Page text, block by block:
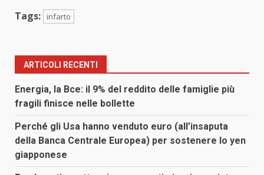
Tags: infarto
ARTICOLI RECENTI
Energia, la Bce: il 9% del reddito delle famiglie più
fragili finisce nelle bollette
Perché gli Usa hanno venduto euro (all’insaputa
della Banca Centrale Europea) per sostenere lo yen
giapponese